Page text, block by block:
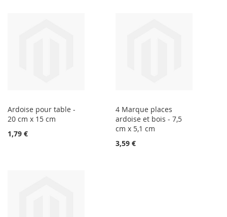
Ardoise pour table -
20 cm x 15 cm
1,79 €
4 Marque places
ardoise et bois - 7,5
cm x 5,1 cm
3,59 €